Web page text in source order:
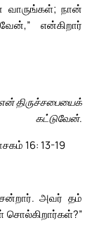
வாருங்கள்; நான்
என்கிறார்
திருச்சபையைக்
கட்டுவேன்.
16: 13-19
சென்றார். அவர் தம்
சொல்கிறார்கள்?”